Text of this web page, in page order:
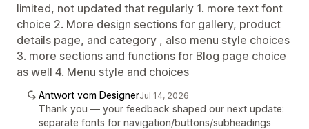
limited, not updated that regularly 1. more text font
choice 2. More design sections for gallery, product
details page, and category , also menu style choices
3. more sections and functions for Blog page choice
as well 4. Menu style and choices
Antwort vom DesignerJul 14, 2026
Thank you — your feedback shaped our next update:
separate fonts for navigation/buttons/subheadings